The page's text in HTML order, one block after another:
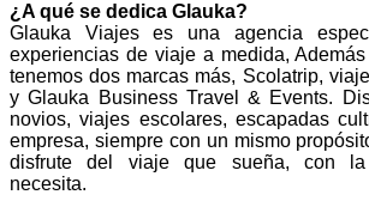
¿A qué se dedica Glauka?
Glauka Viajes es una agencia
experiencias de viaje a medida,
tenemos dos marcas más, Scolatrip,
y Glauka Business Travel & Events.
novios, viajes escolares, escapadas
empresa, siempre con un mismo
disfrute del viaje que sueña, con la
necesita.